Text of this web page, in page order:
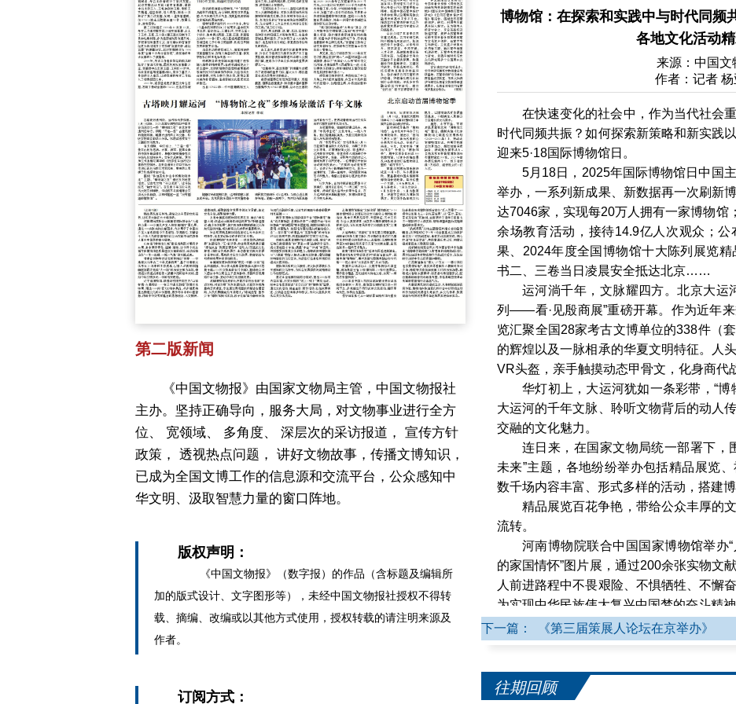
第二版新闻
《中国文物报》由国家文物局主管，中国文物报社
主办。坚持正确导向，服务大局，对文物事业进行全方
位、 宽领域、 多角度、 深层次的采访报道， 宣传方针
政策， 透视热点问题， 讲好文物故事，传播文博知识，
已成为全国文博工作的信息源和交流平台，公众感知中
华文明、汲取智慧力量的窗口阵地。
版权声明：
《中国文物报》（数字报）的作品（含标题及编辑所
加的版式设计、文字图形等），未经中国文物报社授权不得转
载、摘编、改编或以其他方式使用，授权转载的请注明来源及
作者。
订阅方式：
博物馆：在探索和实践中与时代同
各地文化活动
来源：中国文
作者：记者
在快速变化的社会中，作为当代社会
时代同频共振？如何探索新策略和新实践
迎来5·18国际博物馆日。
5月18日，2025年国际博物馆日中国
举办，一系列新成果、新数据再一次刷新
达7046家，实现每20万人拥有一家博物馆
余场教育活动，接待14.9亿人次观众；
果、2024年度全国博物馆十大陈列展览
书二、三卷当日凌晨安全抵达北京……
运河淌千年，文脉耀四方。北京大运
列——看·见殷商展”重磅开幕。作为近年
览汇聚全国28家考古文博单位的338件（
的辉煌以及一脉相承的华夏文明特征。人
VR头盔，亲手触摸动态甲骨文，化身商代
华灯初上，大运河犹如一条彩带，“
大运河的千年文脉、聆听文物背后的动人
交融的文化魅力。
连日来，在国家文物局统一部署下，
未来”主题，各地纷纷举办包括精品展览
数千场内容丰富、形式多样的活动，搭建
精品展览百花争艳，带给公众丰厚的
流转。
河南博物院联合中国国家博物馆举
的家国情怀”图片展，通过200余张实物文
人前进路程中不畏艰险、不惧牺牲、不懈
为实现中华民族伟大复兴中国梦的奋斗精神
山东省“博物馆之城”建设成果图片展
博、潍坊、济宁四个试点城市在博物馆高
甘肃省文物考古研究所等推出“问秦
下一篇： 《第三届策展人论坛在京举办》
往期回顾